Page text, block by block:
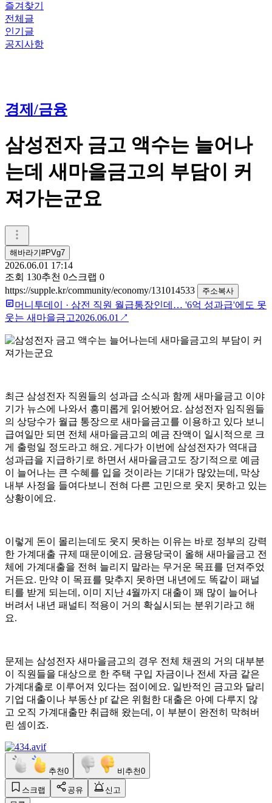
즐겨찾기
전체글
인기글
공지사항
경제/금융
삼성전자 금고 액수는 늘어나
는데 새마을금고의 부담이 커
져가는군요
해바라기#PVg7
2026.06.01 17:14
조회 130추천 0스크랩 0
https://supple.kr/community/economy/131014533
주소복사
머니투데이 · 삼전 직원 월급통장인데… '6억 성과급'에도 못
웃는 새마을금고2026.06.01 ↗
최근 삼성전자 직원들의 성과급 소식과 함께 새마을금고 이야
기가 뉴스에 나와서 흥미롭게 읽어봤어요. 삼성전자 임직원들
의 상당수가 월급 통장으로 새마을금고를 이용하고 있다 보니
급여일만 되면 전체 새마을금고의 예금 잔액이 일시적으로 크
게 출렁일 정도라고 해요. 게다가 이번에 삼성전자가 역대급
성과급을 지급하기로 하면서 새마을금고도 장기적으로 예금
이 늘어나는 큰 수혜를 입을 것이라는 기대가 많았는데, 막상
내부 사정을 들여다보니 전혀 다른 고민으로 웃지 못하고 있는
상황이에요.
이렇게 돈이 몰리는데도 웃지 못하는 이유는 바로 정부의 강력
한 가계대출 규제 때문이에요. 금융당국이 올해 새마을금고 전
체에 가계대출을 전혀 늘리지 말라는 무거운 목표를 던져주었
거든요. 만약 이 목표를 맞추지 못하면 내년에도 똑같이 패널
티를 받게 되는데, 이미 지난 4월까지 대출이 꽤 많이 늘어나
버려서 내년 패널티 적용이 거의 확실시되는 분위기라고 해
요.
문제는 삼성전자 새마을금고의 경우 전체 채권의 거의 대부분
이 직원들을 대상으로 한 주택 구입 자금이나 전세 자금 같은
가계대출로 이루어져 있다는 점이에요. 일반적인 금고와 달리
기업 대출이나 부동산 pf 같은 위험한 대출은 아예 다루지 않
고 오직 가계대출만 취급해 왔는데, 이 부분이 완전히 막혀버
린 셈이죠.
추천0 비추천0
스크랩 공유
신고